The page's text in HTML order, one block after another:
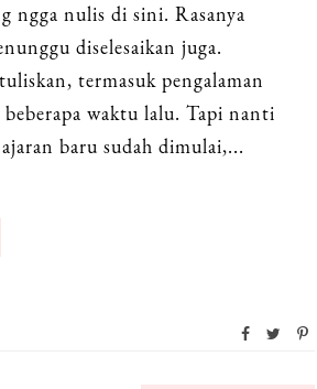
ngga nulis di sini. Rasanya
diselesaikan juga.
termasuk pengalaman
waktu lalu. Tapi nanti
baru sudah dimulai,...